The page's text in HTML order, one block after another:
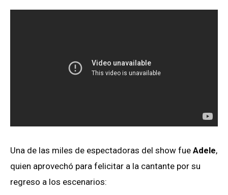
Una de las miles de espectadoras del show fue Adele,
quien aprovechó para felicitar a la cantante por su
regreso a los escenarios: